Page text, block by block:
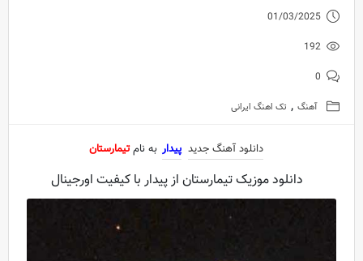
01/03/2025
192
0
آهنگ , تک اهنگ ایرانی
دانلود آهنگ جدید پیدار به نامتیمارستان
دانلود موزیک تیمارستان از پیدار با کیفیت اورجینال